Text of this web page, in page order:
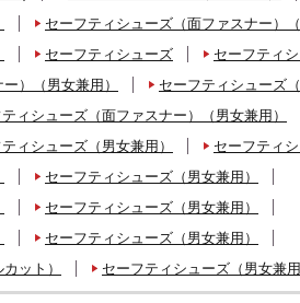
セーフティシューズ（面ファスナー）（
セーフティシューズ
セーフティ
）（男女兼用）
セーフティシューズ（
ィシューズ（面ファスナー）（男女兼用）
ィシューズ（男女兼用）
セーフティ
セーフティシューズ（男女兼用）
セーフティシューズ（男女兼用）
セーフティシューズ（男女兼用）
ット）
セーフティシューズ（男女兼用